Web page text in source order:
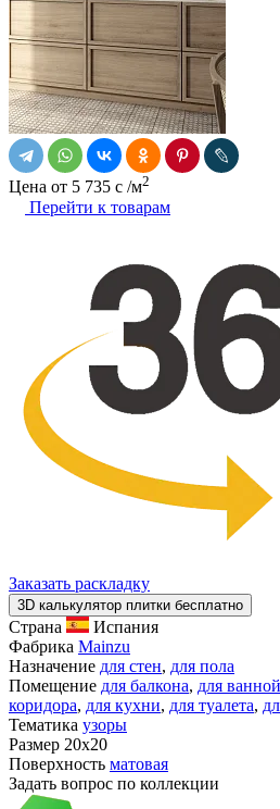
Цена от 5 735 c /м2
Перейти к товарам
Заказать раскладку
3D калькулятор плитки бесплатно
Страна
Испания
Фабрика Mainzu
Назначение для стен, для пола
Помещение для балкона, для ванной
коридора, для кухни, для туалета,
Тематика узоры
Размер 20x20
Поверхность матовая
Задать вопрос по коллекции